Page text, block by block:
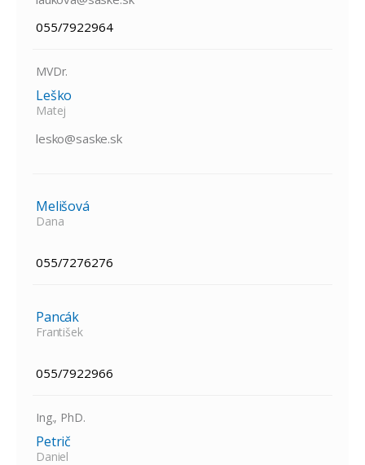
055/7922964
MVDr.
Leško
Matej
lesko@saske.sk
Melišová
Dana
055/7276276
Pancák
František
055/7922966
Ing., PhD.
Petrič
Daniel